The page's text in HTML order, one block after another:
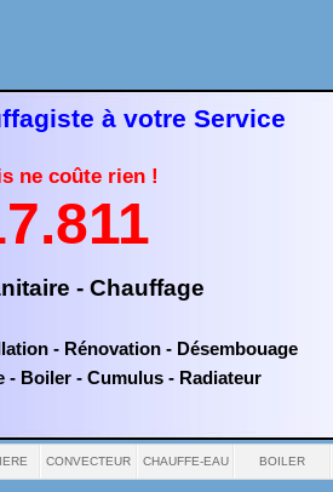
CONVECTEUR CHAUFFE-EAU BOILER
à votre Service
ne coûte rien !
-Chauffage
- Rénovation - Désembouage
-Boiler -Cumulus -Radiateur